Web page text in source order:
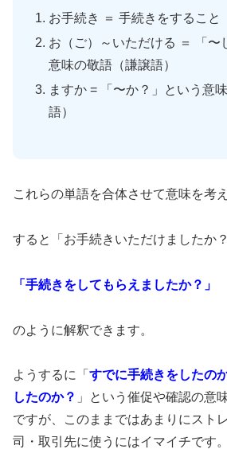
お手続き ＝ 手続きをすること
お（ご）～いただける ＝ 「〜
意味の敬語（謙譲語）
ますか = 「〜か？」という意
語）
これらの単語を合体させて意味を考え
すると「お手続きいただけましたか
「手続きをしてもらえましたか？」
のように解釈できます。
ようするに「 すでに手続きをしたの
したのか？ 」という催促や確認の意
ですが、このままではあまりにスト
司・取引先に使うにはイマイチです。